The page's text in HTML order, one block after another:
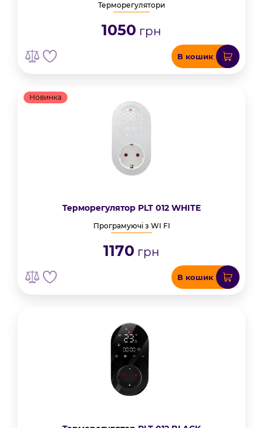
Терморегулятори
1050 грн
В кошик
Новинка
Терморегулятор PLT 012 WHITE
Програмуючі з WI FI
1170 грн
В кошик